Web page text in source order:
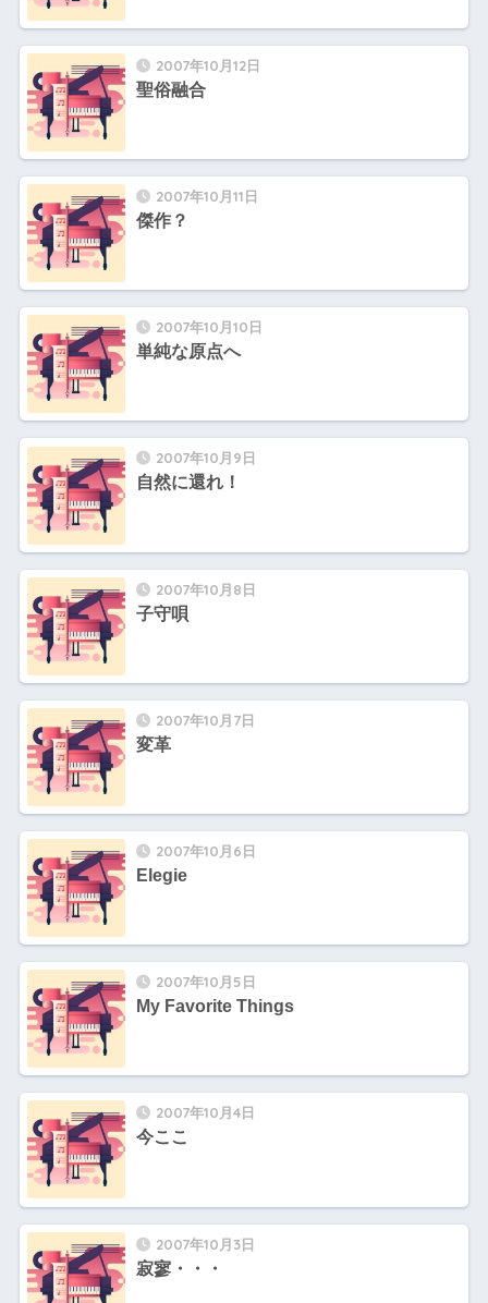
2007年10月12日
聖俗融合
2007年10月11日
傑作？
2007年10月10日
単純な原点へ
2007年10月9日
自然に還れ！
2007年10月8日
子守唄
2007年10月7日
変革
2007年10月6日
Elegie
2007年10月5日
My Favorite Things
2007年10月4日
今ここ
2007年10月3日
寂寥・・・